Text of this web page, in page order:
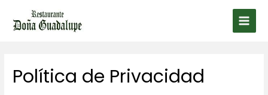
contenido
Main
Política de Privacidad